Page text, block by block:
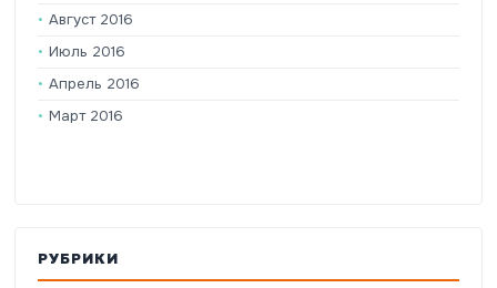
Август 2016
Июль 2016
Апрель 2016
Март 2016
РУБРИКИ